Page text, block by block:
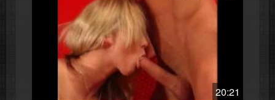
20:21